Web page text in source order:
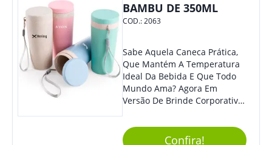
BAMBU DE 350ML
COD.:2063
Sabe Aquela Caneca Prática,
Que Mantém A Temperatura
Ideal Da Bebida E Que Todo
Mundo Ama? Agora Em
Versão De Brinde Corporativo
Sua Marca Com Muito Estilo E
Acrescentar Ainda Mais
Confira!